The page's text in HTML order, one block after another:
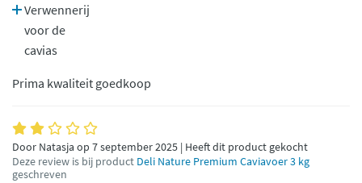
Verwennerij
voor de
cavias
Prima kwaliteit goedkoop
Door Natasja op 7 september 2025 | Heeft dit product gekocht
Deze review is bij product Deli Nature Premium Caviavoer 3 kg
geschreven